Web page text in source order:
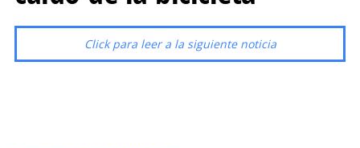
Click para leer a la siguiente noticia